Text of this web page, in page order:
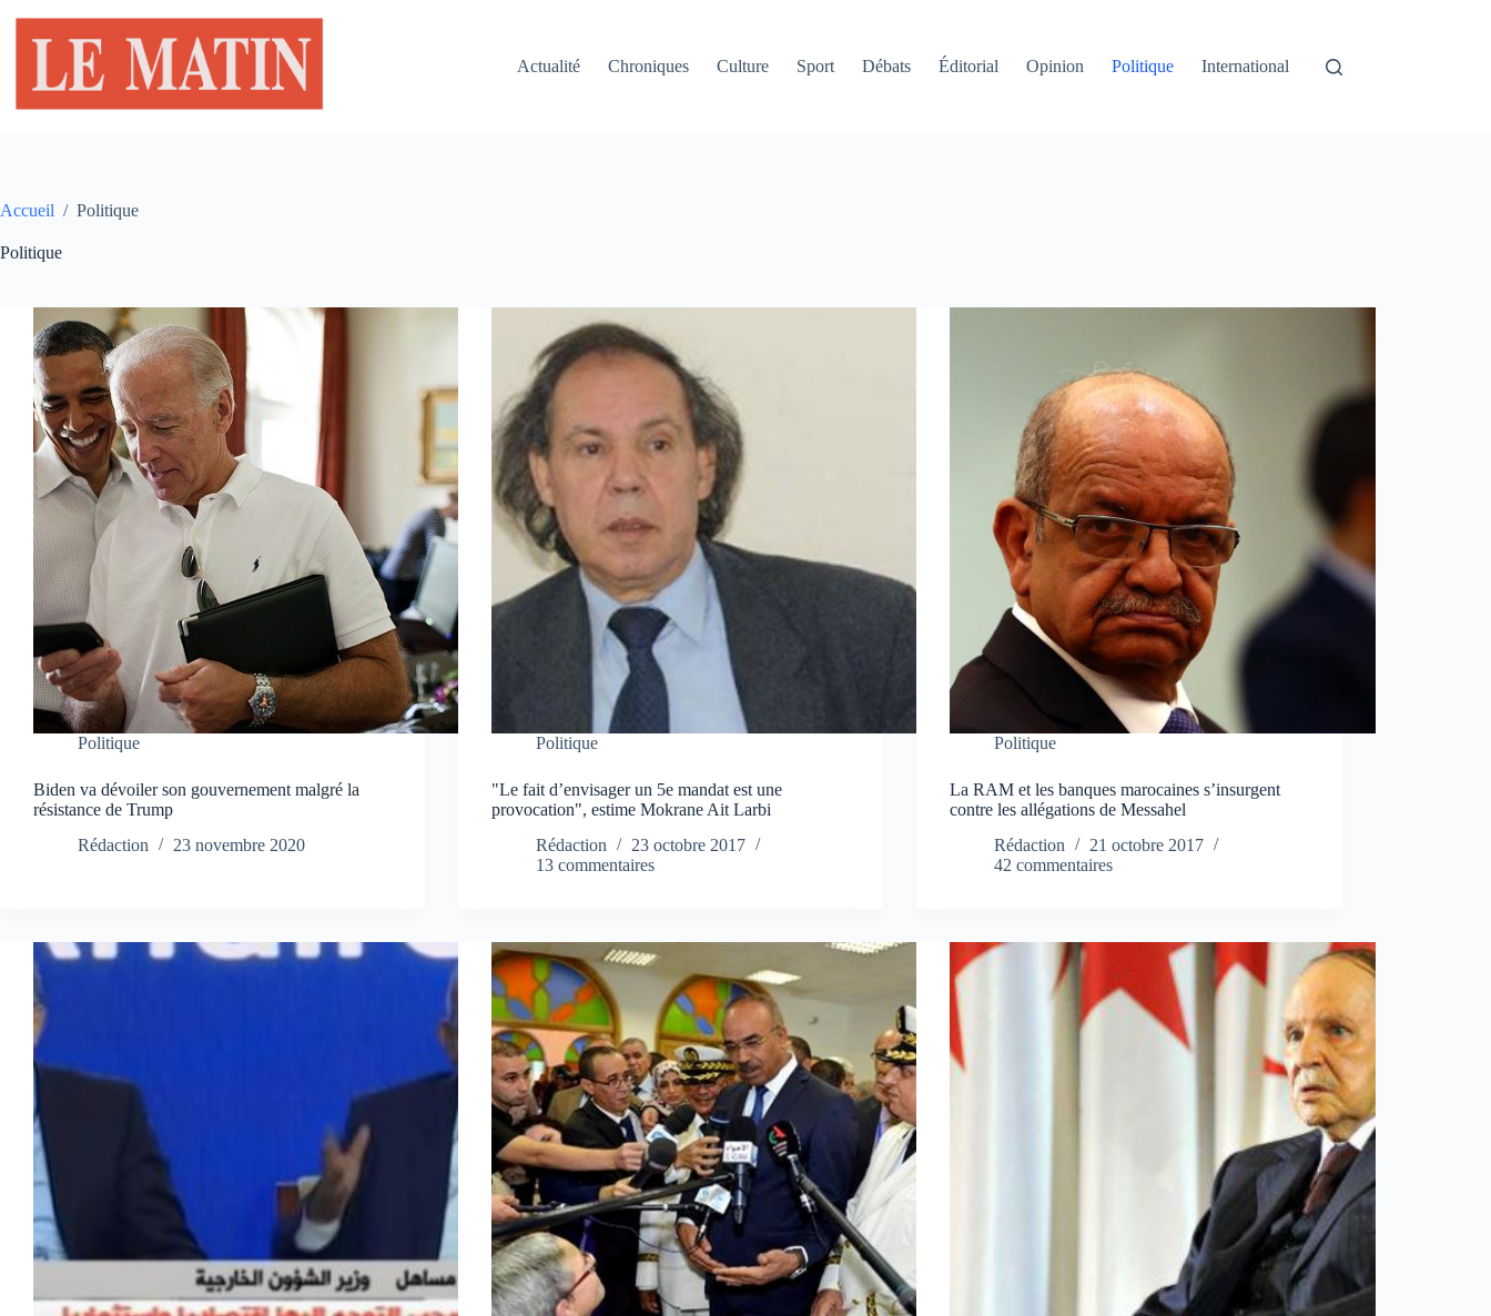
contenu
Actualité
Chroniques Culture Sport Débats Éditorial Opinion Politique International
Accueil / Politique
Politique
Politique
Biden va dévoiler son gouvernement malgré la
résistance de Trump
Rédaction
23 novembre 2020
Politique
"Le fait d’envisager un 5e mandat est une
provocation", estime Mokrane Ait Larbi
Rédaction
23 octobre 2017
13 commentaires
Politique
La RAM et les banques marocaines s’insurgent
contre les allégations de Messahel
Rédaction
21 octobre 2017
42 commentaires